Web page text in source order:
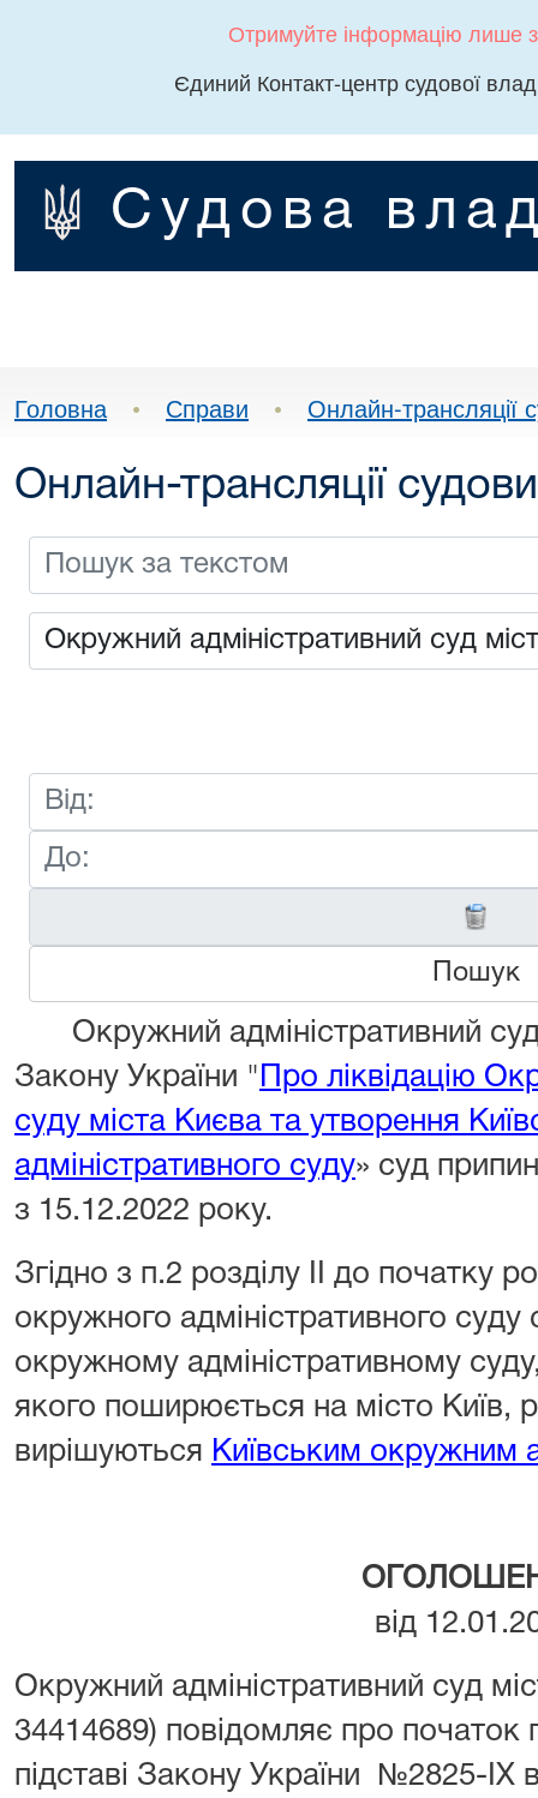
Отримуйте інформацію лише
Єдиний Контакт-центр судової
Судова
Головна • Справи • Онлайн-трансляції
Онлайн-трансляції
Пошук
Окружний адміністративний
Закону України " Про ліквідацію
суду міста Києва та утворення
адміністративного суду» суд
з 15.12.2022 року.
Згідно з п.2 розділу II до початку
окружного адміністративного суду
окружному адміністративному
якого поширюється на місто Київ,
вирішуються Київським окружним
від
Окружний адміністративний суд
34414689) повідомляє про початок
підставі Закону України №2825-IX